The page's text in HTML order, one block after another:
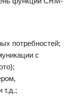
потребностей;
с
т.д.;